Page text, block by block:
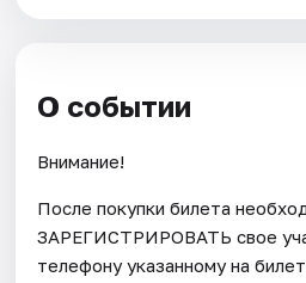
О событии
Внимание!
После покупки билета
ЗАРЕГИСТРИРОВАТЬ свое
телефону указанному на